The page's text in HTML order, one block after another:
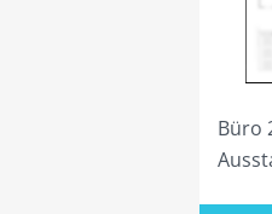
gewählt
werden
Büro